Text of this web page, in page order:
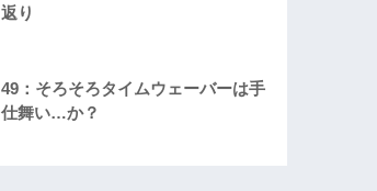
返り
49：そろそろタイムウェーバーは手
仕舞い…か？